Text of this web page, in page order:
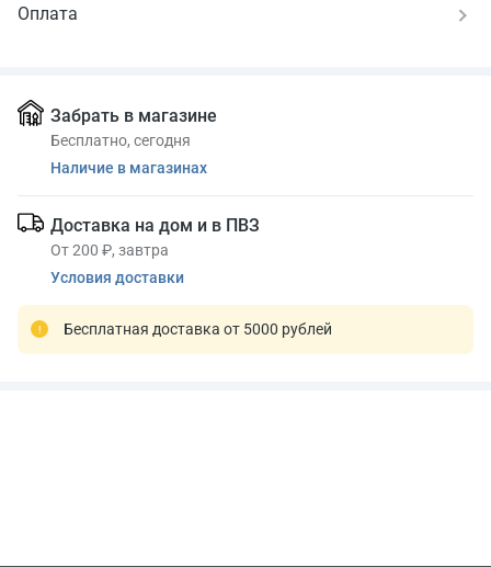
Оплата
Забрать в магазине
Бесплатно, сегодня
Наличие в магазинах
Доставка на дом и в ПВЗ
От 200 ₽, завтра
Условия доставки
Бесплатная доставка от 5000 рублей